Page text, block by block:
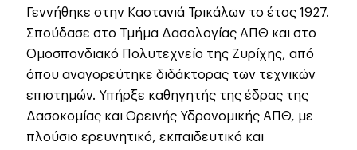
Γεννήθηκε στην Καστανιά Τρικάλων το έτος 1927.
Σπούδασε στο Τμήμα Δασολογίας ΑΠΘ και στο
Ομοσπονδιακό Πολυτεχνείο της Ζυρίχης, από
όπου αναγορεύτηκε διδάκτορας των τεχνικών
επιστημών. Υπήρξε καθηγητής της έδρας της
Δασοκομίας και Ορεινής Υδρονομικής ΑΠΘ, με
πλούσιο ερευνητικό, εκπαιδευτικό και